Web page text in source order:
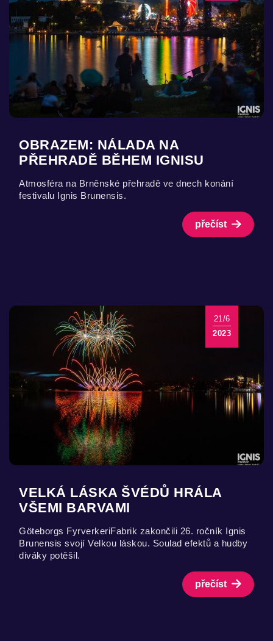
OBRAZEM: NÁLADA NA
PŘEHRADĚ BĚHEM IGNISU
Atmosféra na Brněnské přehradě ve dnech konání
festivalu Ignis Brunensis.
přečíst
21/6
2023
VELKÁ LÁSKA ŠVÉDŮ HRÁLA
VŠEMI BARVAMI
Göteborgs FyrverkeriFabrik zakončili 26. ročník Ignis
Brunensis svojí Velkou láskou. Soulad efektů a hudby
diváky potěšil.
přečíst